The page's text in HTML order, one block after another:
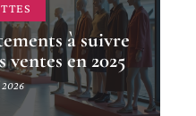
à suivre
en 2025
2026